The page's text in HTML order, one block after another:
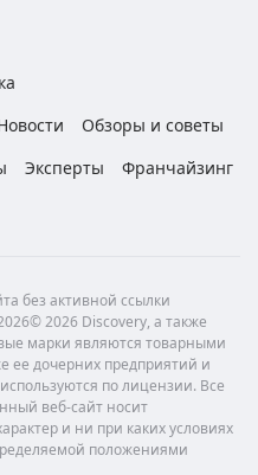
Обзоры и советы
Эксперты
Франчайзинг
без активной ссылки
2026 Discovery, а также
марки являются товарными
ее дочерних предприятий и
по лицензии. Все
веб-сайт носит
и ни при каких условиях
положениями